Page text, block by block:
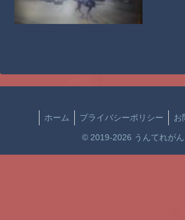
ホーム プライバシーポリシー お
© 2019-2026 うんてれがん.